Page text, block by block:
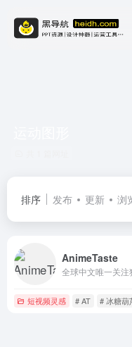
排序 发布 更新 浏
AnimeTaste
短视频灵感 # AT # 冰糖葫